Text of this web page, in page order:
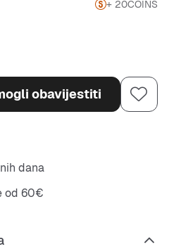
+ 20COINS
obavijestiti
dana
od 60€